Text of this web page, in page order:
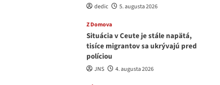
dedic 5. augusta 2026
Z Domova
Situácia v Ceute je stále napätá,
tisíce migrantov sa ukrývajú pred
políciou
JNS 4. augusta 2026